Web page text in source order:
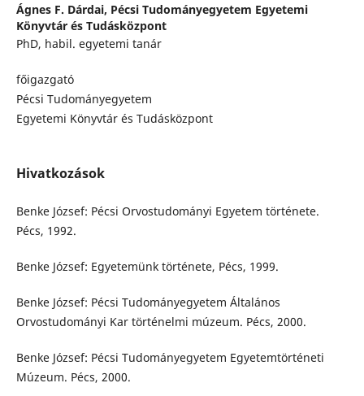
Ágnes F. Dárdai, Pécsi Tudományegyetem Egyetemi
Könyvtár és Tudásközpont
PhD, habil. egyetemi tanár
főigazgató
Pécsi Tudományegyetem
Egyetemi Könyvtár és Tudásközpont
Hivatkozások
Benke József: Pécsi Orvostudományi Egyetem története.
Pécs, 1992.
Benke József: Egyetemünk története, Pécs, 1999.
Benke József: Pécsi Tudományegyetem Általános
Orvostudományi Kar történelmi múzeum. Pécs, 2000.
Benke József: Pécsi Tudományegyetem Egyetemtörténeti
Múzeum. Pécs, 2000.